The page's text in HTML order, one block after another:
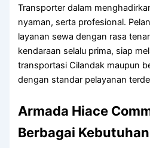
Transporter dalam
nyaman, serta profesional.
layanan sewa dengan rasa
kendaraan selalu prima, siap
transportasi Cilandak maupun
dengan standar pelayanan
Armada Hiace
Berbagai